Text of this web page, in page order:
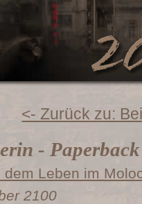
<- Zurück zu:
-
dem Leben im
2100